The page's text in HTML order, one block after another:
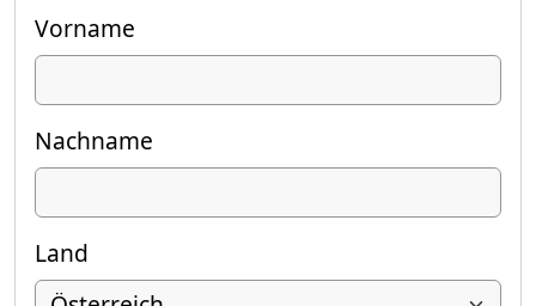
Vorname
Nachname
Land